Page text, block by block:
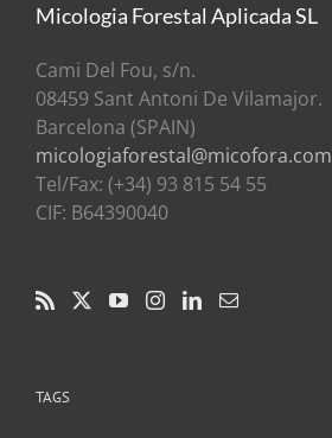
Micologia Forestal Aplicada SL
Cami Del Fou, s/n.
08459 Sant Antoni De Vilamajor.
Barcelona (SPAIN)
micologiaforestal@micofora.com
Tel/Fax: (+34) 93 815 54 55
CIF: B64390040
TAGS